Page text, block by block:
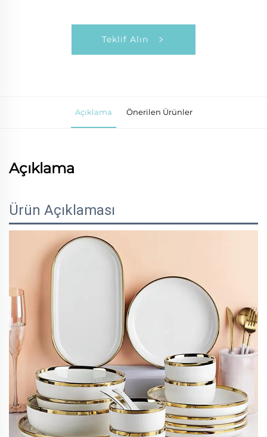
Teklif Alın
Açıklama Önerilen Ürünler
Açıklama
Ürün Açıklaması